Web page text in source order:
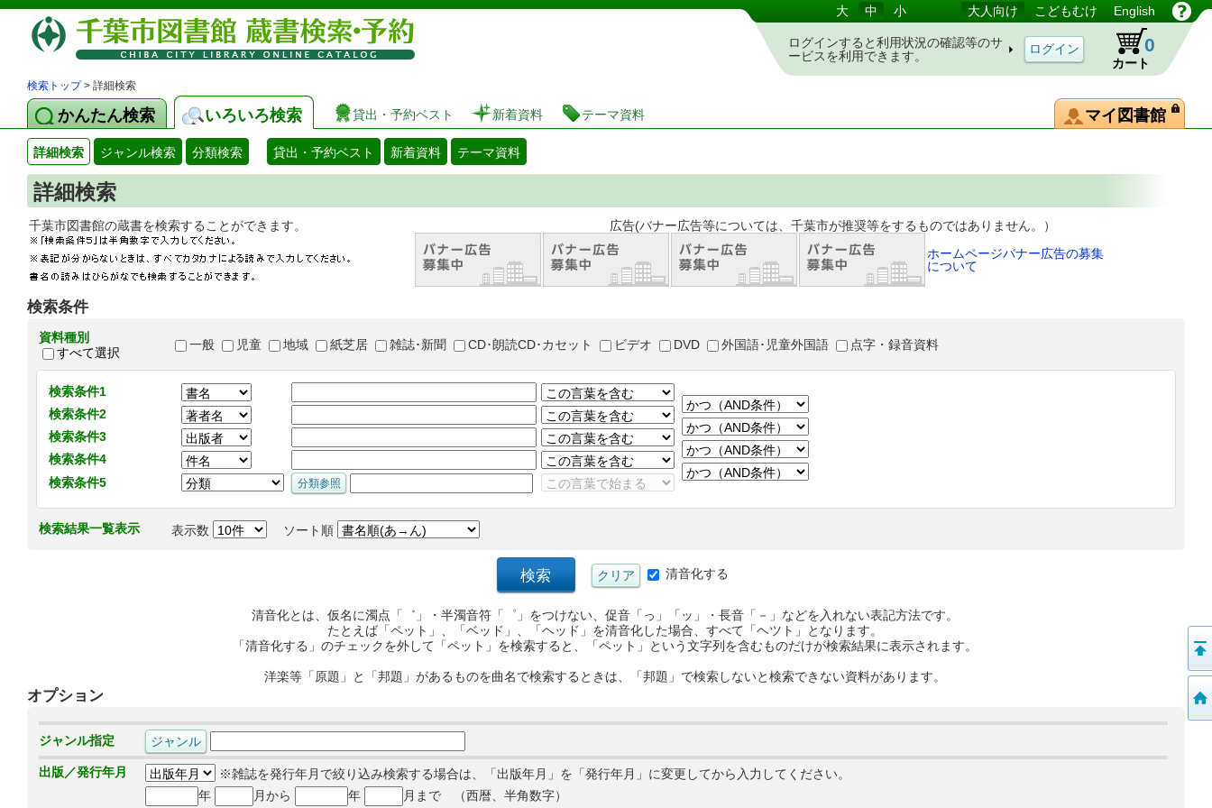
図書館 蔵書検索・予約システム 大 中 小 大人向け こどもむけ English
ログインすると利用状況の確認等のサ
ービスを利用できます。
カート
0
検索トップ> 詳細検索
かんたん検索 いろいろ検索 貸出・予約ベスト 新着資料 テーマ資料 マイ図書館
詳細検索 ジャンル検索 分類検索 貸出・予約ベスト 新着資料 テーマ資料
詳細検索
千葉市図書館の蔵書を検索することができます。 広告(バナー広告等については、千葉市が推奨等をするものではありません。）
ホームページバナー広告の募集
について
検索条件
資料種別
すべて選択
一般 児童 地域 紙芝居 雑誌･新聞 CD･朗読CD･カセット ビデオ DVD 外国語･児童外国語 点字・録音資料
検索条件1
検索条件2
検索条件3
検索条件4
検索条件5
検索結果一覧表示 表示数 ソート順
清音化する
清音化とは、仮名に濁点「゛」・半濁音符「゜」をつけない、促音「っ」「ッ」・長音「－」などを入れない表記方法です。
たとえば「ペット」、「ベッド」、「ヘッド」を清音化した場合、すべて「ヘツト」となります。
「清音化する」のチェックを外して「ペット」を検索すると、「ペット」という文字列を含むものだけが検索結果に表示されます。
洋楽等「原題」と「邦題」があるものを曲名で検索するときは、「邦題」で検索しないと検索できない資料があります。
オプション
ジャンル指定
出版／発行年月
※雑誌を発行年月で絞り込み検索する場合は、「出版年月」を「発行年月」に変更してから入力してください。
年
月から 年 月まで （西暦、半角数字）